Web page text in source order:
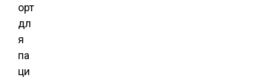
орт
дл
я
па
ци